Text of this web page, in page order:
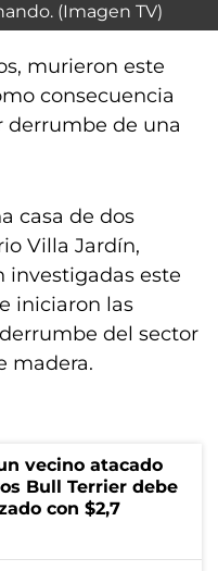
(Imagen TV)
murieron este
consecuencia
derrumbe de una
casa de dos
Villa Jardín,
investigadas este
iniciaron las
del sector
madera.
vecino atacado
Bull Terrier debe
con $2,7